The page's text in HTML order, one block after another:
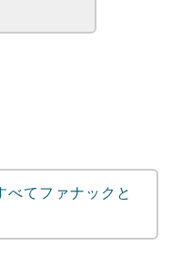
べてファナックと